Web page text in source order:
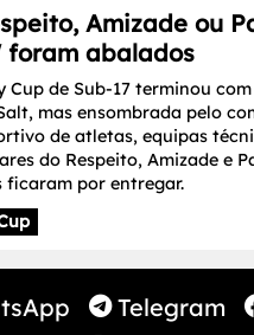
Amizade ou
foram abalados
Cup de Sub-17 terminou
mas ensombrada pelo
de atletas, equipas
do Respeito, Amizade e
ficaram por entregar.
Telegram